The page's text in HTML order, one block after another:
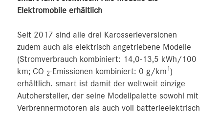
Elektromobile erhältlich
Seit 2017 sind alle drei Karosserieversionen
zudem auch als elektrisch angetriebene Modelle
(Stromverbrauch kombiniert: 14,0-13,5 kWh/100
km; CO 2-Emissionen kombiniert: 0 g/km 1 )
erhältlich. smart ist damit der weltweit einzige
Autohersteller, der seine Modellpalette sowohl mit
Verbrennermotoren als auch voll batterieelektrisch